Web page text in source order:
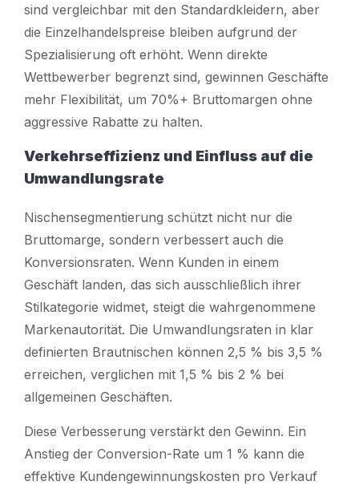
sind vergleichbar mit den Standardkleidern, aber
die Einzelhandelspreise bleiben aufgrund der
Spezialisierung oft erhöht. Wenn direkte
Wettbewerber begrenzt sind, gewinnen Geschäfte
mehr Flexibilität, um 70%+ Bruttomargen ohne
aggressive Rabatte zu halten.
Verkehrseffizienz und Einfluss auf die
Umwandlungsrate
Nischensegmentierung schützt nicht nur die
Bruttomarge, sondern verbessert auch die
Konversionsraten. Wenn Kunden in einem
Geschäft landen, das sich ausschließlich ihrer
Stilkategorie widmet, steigt die wahrgenommene
Markenautorität. Die Umwandlungsraten in klar
definierten Brautnischen können 2,5 % bis 3,5 %
erreichen, verglichen mit 1,5 % bis 2 % bei
allgemeinen Geschäften.
Diese Verbesserung verstärkt den Gewinn. Ein
Anstieg der Conversion-Rate um 1 % kann die
effektive Kundengewinnungskosten pro Verkauf